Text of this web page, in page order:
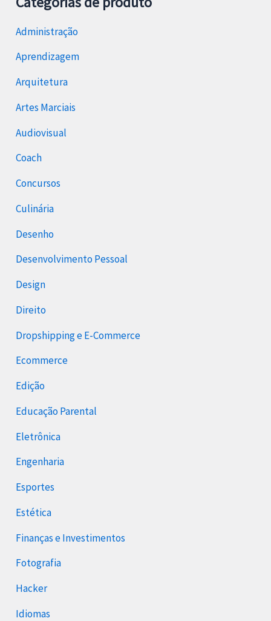
Administração
Aprendizagem
Arquitetura
Artes Marciais
Audiovisual
Coach
Concursos
Culinária
Desenho
Desenvolvimento Pessoal
Design
Direito
Dropshipping e E-Commerce
Ecommerce
Edição
Educação Parental
Eletrônica
Engenharia
Esportes
Estética
Finanças e Investimentos
Fotografia
Hacker
Idiomas